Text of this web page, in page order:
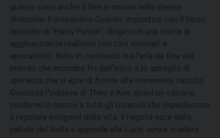
questo caso anche il film si muove nella stessa
direzione. Il messicano Cuaron, impostosi con il terzo
episodio di 'Harry Potter', dirige con una storia di
agghiacciante realismo con toni visionari e
apocalittici. Bello in contrasto tra l'aria da fine del
mondo che incombe fin dall'inizio e lo spiraglio di
speranza che si apre di fronte alla imminente nascita.
Dolorosa l'odissea di Theo e Kee, quasi un calvario
moderno in mezzo a tutti gli ostacoli che impediscono
il regolare svolgersi della vita. Il regista esce dalla
palude del Nulla e approda alla Luce, senza scadere